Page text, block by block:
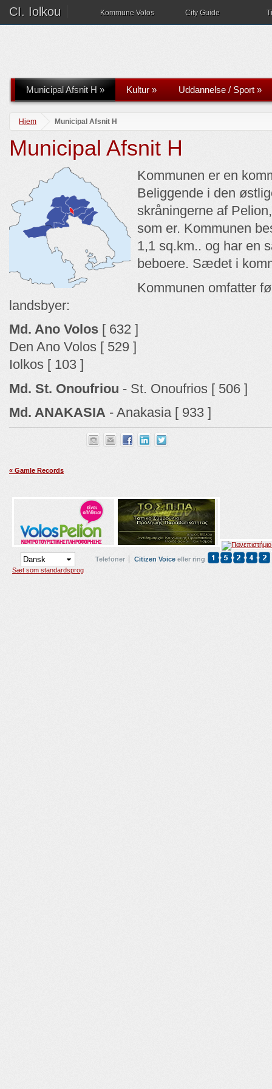
CI. Iolkou Kommune Volos City Guide
Municipal Afsnit H» Kultur » Uddannelse / Sport »
Hjem Municipal Afsnit H
Municipal Afsnit H
Kommunen er en
Beliggende i den
skråningerne af
som er. Kommunen
1,1 sq.km.. og har en
beboere. Sædet i
Kommunen omfatter
landsbyer:
Md. Ano Volos [ 632 ]
Den Ano Volos [ 529 ]
Iolkos [ 103 ]
Md. St. Onoufriou - St. Onoufrios [ 506 ]
Md. ANAKASIA - Anakasia [ 933 ]
« Gamle Records
Sæt som standardsprog
Telefoner Citizen Voice eller ring